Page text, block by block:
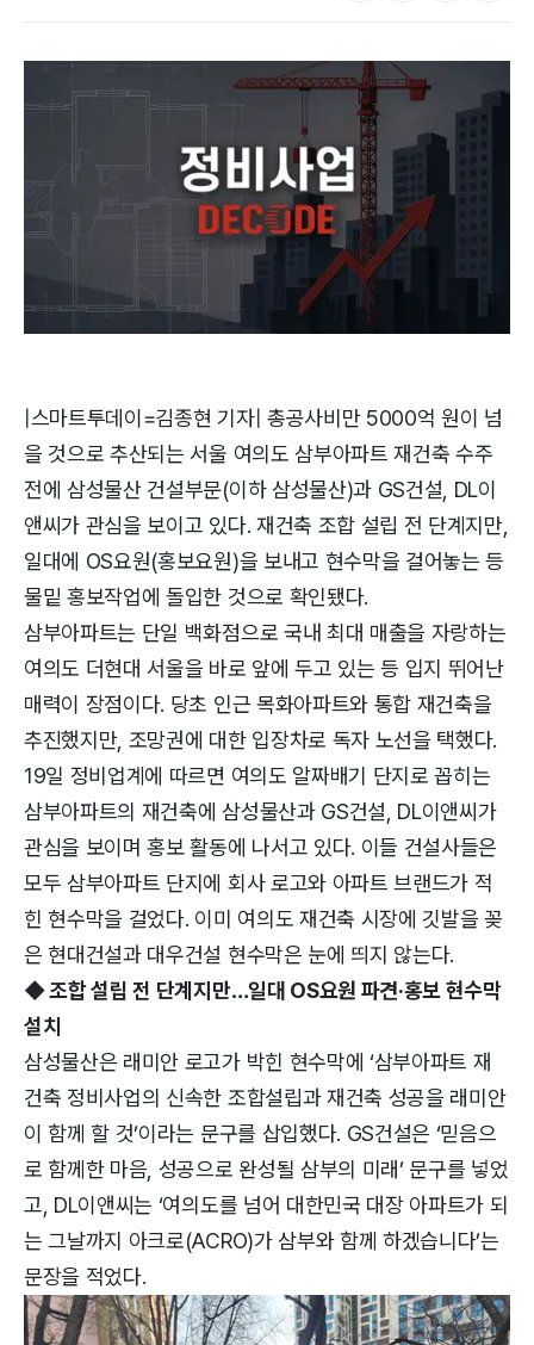
|스마트투데이=김종현 기자| 총공사비만 5000억 원이 넘
을 것으로 추산되는 서울 여의도 삼부아파트 재건축 수주
전에 삼성물산 건설부문(이하 삼성물산)과 GS건설, DL이
앤씨가 관심을 보이고 있다. 재건축 조합 설립 전 단계지만,
일대에 OS요원(홍보요원)을 보내고 현수막을 걸어놓는 등
물밑 홍보작업에 돌입한 것으로 확인됐다.
삼부아파트는 단일 백화점으로 국내 최대 매출을 자랑하는
여의도 더현대 서울을 바로 앞에 두고 있는 등 입지 뛰어난
매력이 장점이다. 당초 인근 목화아파트와 통합 재건축을
추진했지만, 조망권에 대한 입장차로 독자 노선을 택했다.
19일 정비업계에 따르면 여의도 알짜배기 단지로 꼽히는
삼부아파트의 재건축에 삼성물산과 GS건설, DL이앤씨가
관심을 보이며 홍보 활동에 나서고 있다. 이들 건설사들은
모두 삼부아파트 단지에 회사 로고와 아파트 브랜드가 적
힌 현수막을 걸었다. 이미 여의도 재건축 시장에 깃발을 꽂
은 현대건설과 대우건설 현수막은 눈에 띄지 않는다.
◆ 조합 설립 전 단계지만…일대 OS요원 파견·홍보 현수막
설치
삼성물산은 래미안 로고가 박힌 현수막에 ‘삼부아파트 재
건축 정비사업의 신속한 조합설립과 재건축 성공을 래미안
이 함께 할 것’이라는 문구를 삽입했다. GS건설은 ‘믿음으
로 함께한 마음, 성공으로 완성될 삼부의 미래’ 문구를 넣었
고, DL이앤씨는 ‘여의도를 넘어 대한민국 대장 아파트가 되
는 그날까지 아크로(ACRO)가 삼부와 함께 하겠습니다’는
문장을 적었다.